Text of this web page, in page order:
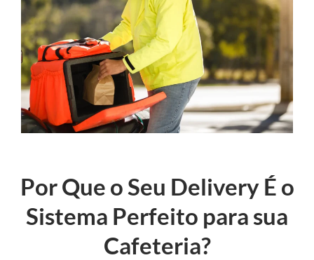
Por Que o Seu Delivery É o
Sistema Perfeito para sua
Cafeteria?